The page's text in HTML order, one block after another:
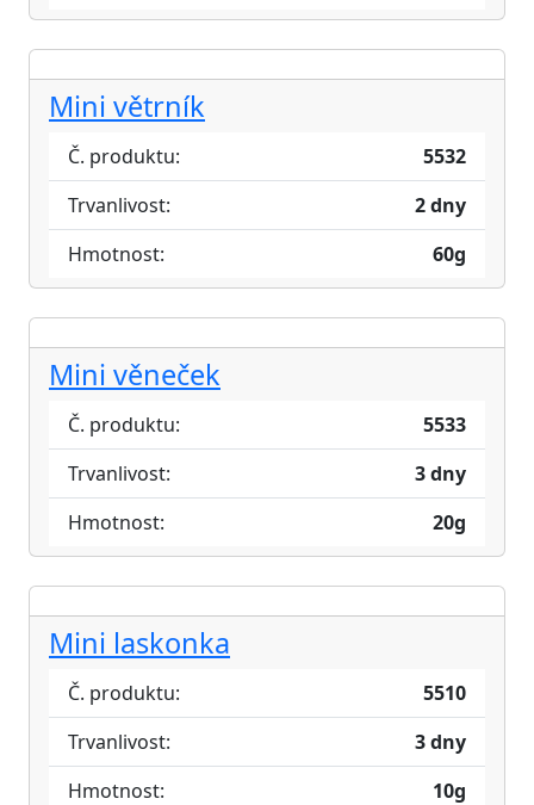
Mini větrník
Č. produktu:
5532
Trvanlivost:
2 dny
Hmotnost:
60g
Mini věneček
Č. produktu:
5533
Trvanlivost:
3 dny
Hmotnost:
20g
Mini laskonka
Č. produktu:
5510
Trvanlivost:
3 dny
Hmotnost:
10g